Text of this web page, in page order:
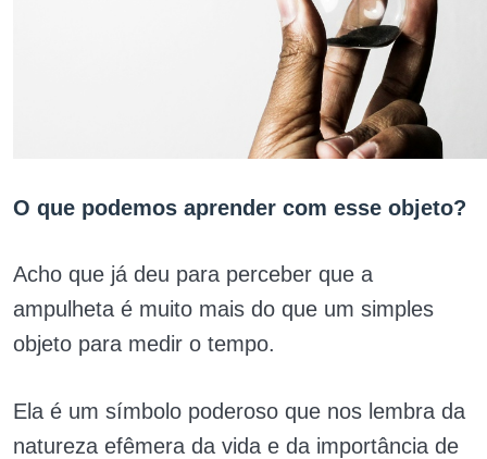
O que podemos aprender com esse objeto?
Acho que já deu para perceber que a
ampulheta é muito mais do que um simples
objeto para medir o tempo.
Ela é um símbolo poderoso que nos lembra da
natureza efêmera da vida e da importância de